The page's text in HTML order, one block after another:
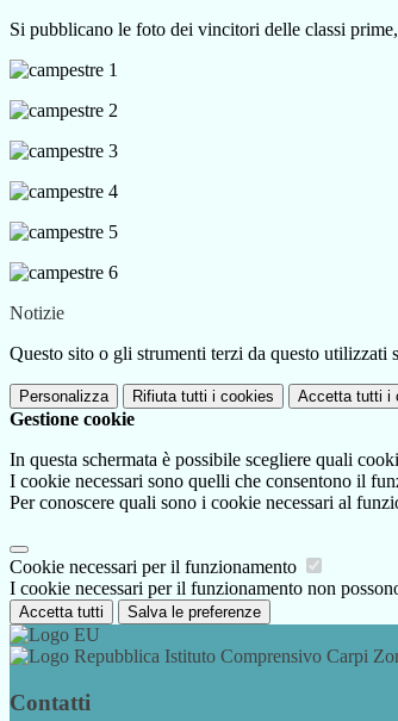
Si pubblicano le foto dei vincitori delle classi prime,
Notizie
Questo sito o gli strumenti terzi da questo
Personalizza Rifiuta tutti i cookies Accetta tutti i
Gestione cookie
In questa schermata è possibile scegliere quali
I cookie necessari sono quelli che consentono il
Per conoscere quali sono i cookie necessari al
Cookie necessari per il funzionamento
I cookie necessari per il funzionamento non
Accetta tutti Salva le preferenze
Istituto Comprensivo Carpi
Contatti